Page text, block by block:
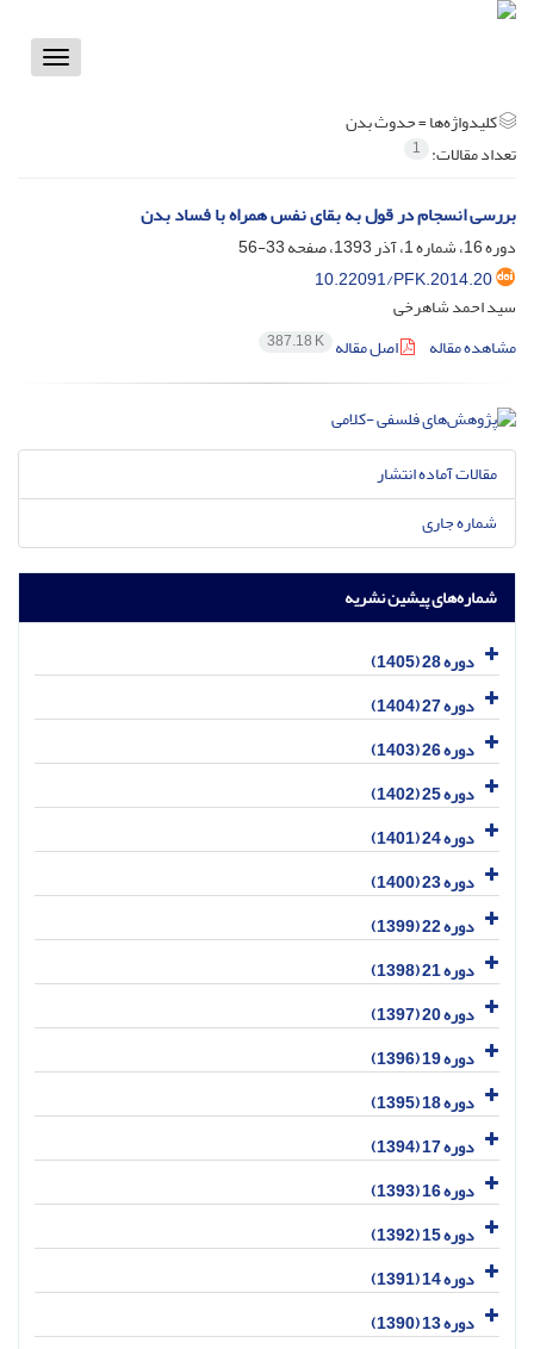
Toggle
کلیدواژه‌ها =حدوث بدن
تعداد مقالات: 1
بررسی انسجام در قول به بقای نفس همراه با فساد بدن
دوره 16، شماره 1، آذر 1393، صفحه
33-56
10.22091/PFK.2014.20
سید احمد شاهرخی
مشاهده مقاله
اصل مقاله 387.18 K
مقالات آماده انتشار
شماره جاری
شماره‌های پیشین نشریه
دوره 28 (1405)
دوره 27 (1404)
دوره 26 (1403)
دوره 25 (1402)
دوره 24 (1401)
دوره 23 (1400)
دوره 22 (1399)
دوره 21 (1398)
دوره 20 (1397)
دوره 19 (1396)
دوره 18 (1395)
دوره 17 (1394)
دوره 16 (1393)
دوره 15 (1392)
دوره 14 (1391)
دوره 13 (1390)